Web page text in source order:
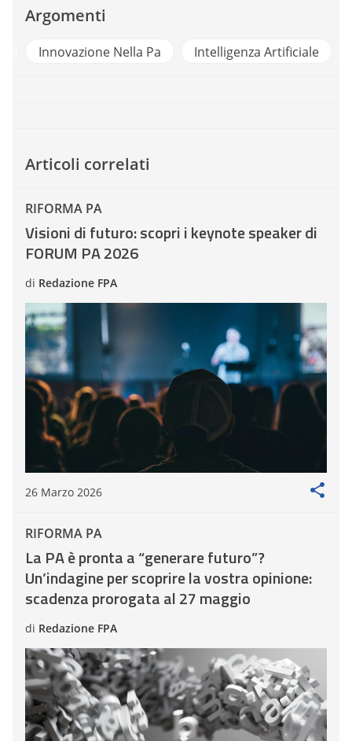
Argomenti
Innovazione Nella Pa Intelligenza Artificiale
Articoli correlati
RIFORMA PA
Visioni di futuro: scopri i keynote speaker di
FORUM PA 2026
di Redazione FPA
26 Marzo 2026
RIFORMA PA
La PA è pronta a “generare futuro”?
Un’indagine per scoprire la vostra opinione:
scadenza prorogata al 27 maggio
di Redazione FPA